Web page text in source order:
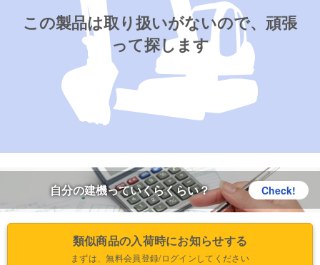
この製品は取り扱いがないので、頑張
って探します
自分の建機っていくらくらい？ Check!
類似商品の入荷時にお知らせする
まずは、無料会員登録/ログインしてください